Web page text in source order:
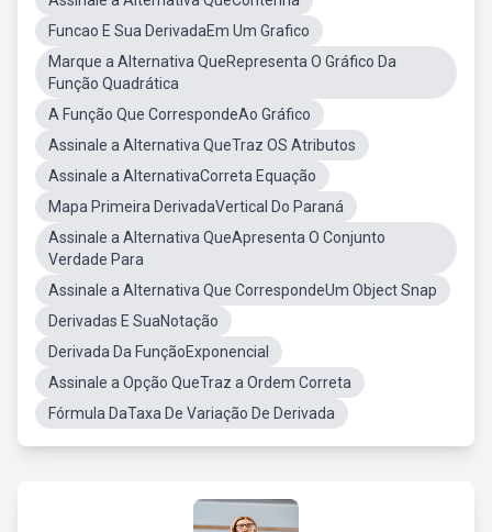
Funcao E Sua DerivadaEm Um Grafico
Marque a Alternativa QueRepresenta O Gráfico Da
Função Quadrática
A Função Que CorrespondeAo Gráfico
Assinale a Alternativa QueTraz OS Atributos
Assinale a AlternativaCorreta Equação
Mapa Primeira DerivadaVertical Do Paraná
Assinale a Alternativa QueApresenta O Conjunto
Verdade Para
Assinale a Alternativa Que CorrespondeUm Object Snap
Derivadas E SuaNotação
Derivada Da FunçãoExponencial
Assinale a Opção QueTraz a Ordem Correta
Fórmula DaTaxa De Variação De Derivada